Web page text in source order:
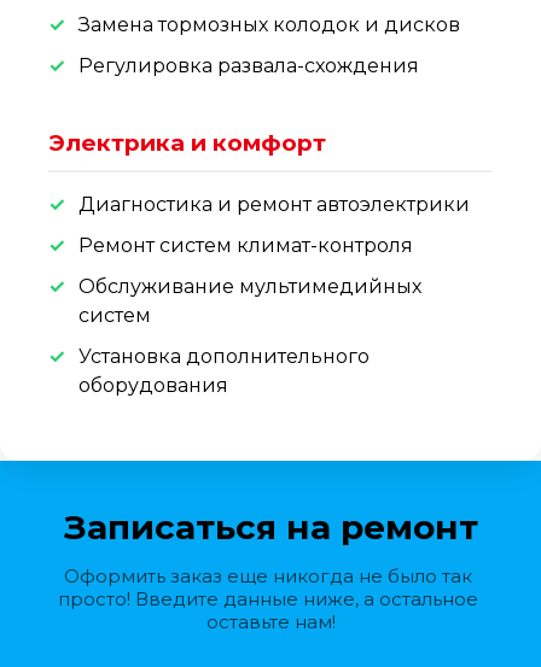
Замена тормозных колодок и дисков
Регулировка развала-схождения
Электрика и комфорт
Диагностика и ремонт автоэлектрики
Ремонт систем климат-контроля
Обслуживание мультимедийных
систем
Установка дополнительного
оборудования
Записаться на ремонт
Оформить заказ еще никогда не было так
просто! Введите данные ниже, а остальное
оставьте нам!